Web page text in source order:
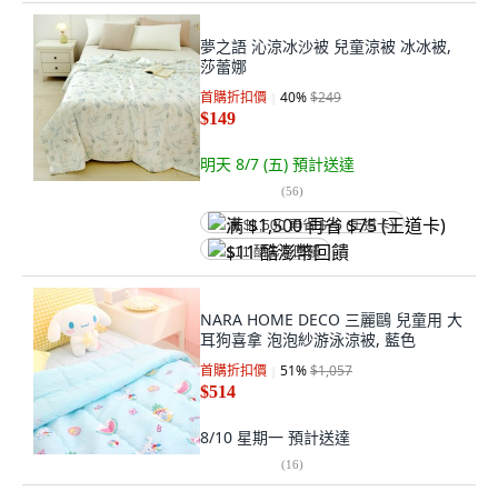
夢之語 沁涼冰沙被 兒童涼被 冰冰被,
莎蕾娜
首購折扣價 40%$249
$149
明天 8/7 (五) 預計送達
(56)
满 $1,500 再省 $75 (王道卡)
$11 酷澎幣回饋
NARA HOME DECO 三麗鷗 兒童用 大
耳狗喜拿 泡泡紗游泳涼被, 藍色
首購折扣價 51%$1,057
$514
8/10 星期一 預計送達
(16)